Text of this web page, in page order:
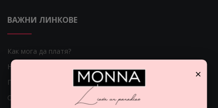
ВАЖНИ ЛИНКОВЕ
Как мога да платя?
Начини на доставка
Проблеми с доставката
Общи условия
×